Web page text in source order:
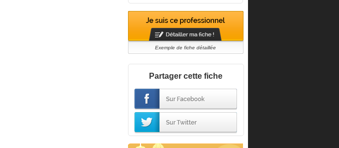
Exemple de fiche détaillée
Partager cette fiche